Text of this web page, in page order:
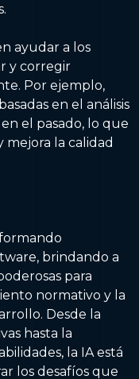
ayudar a los
y corregir
Por ejemplo,
en el análisis
el pasado, lo que
mejora la calidad
brindando a
para
normativo y la
Desde la
hasta la
la IA está
los desafíos que